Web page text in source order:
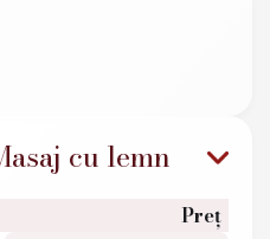
cu lemn
Preț